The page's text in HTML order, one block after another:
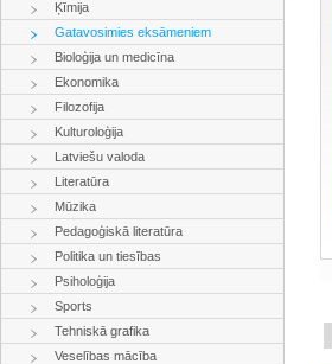
Ķīmija
Gatavosimies eksāmeniem
Bioloģija un medicīna
Ekonomika
Filozofija
Kulturoloģija
Latviešu valoda
Literatūra
Mūzika
Pedagoģiskā literatūra
Politika un tiesības
Psiholoģija
Sports
Tehniskā grafika
Veselības mācība